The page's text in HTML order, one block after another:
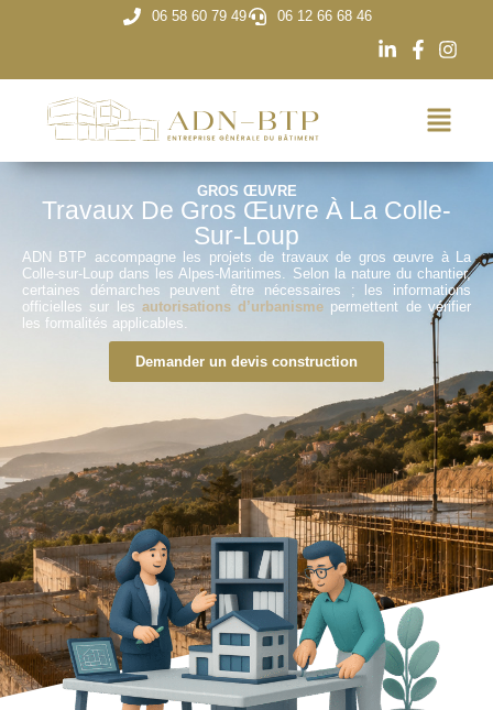
06 58 60 79 49 06 12 66 68 46
GROS ŒUVRE
Travaux De Gros Œuvre À La Colle-
Sur-Loup
ADN BTP accompagne les projets de travaux de gros œuvre à La
Colle-sur-Loup dans les Alpes-Maritimes. Selon la nature du chantier,
certaines démarches peuvent être nécessaires ; les informations
officielles sur les autorisations d’urbanisme permettent de vérifier
les formalités applicables.
Demander un devis construction